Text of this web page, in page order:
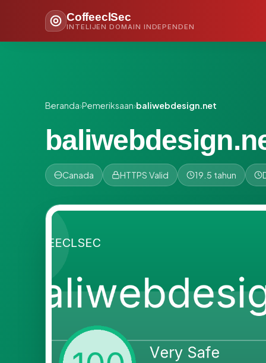
CoffeeclSec
INTELIJEN DOMAIN INDEPENDEN
Beranda›Pemeriksaan›baliwebdesign.net
Canada HTTPS Valid 19.5 tahun